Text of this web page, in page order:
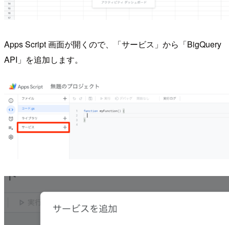
Apps Script 画面が開くので、「サービス」から「BigQuery
API」を追加します。